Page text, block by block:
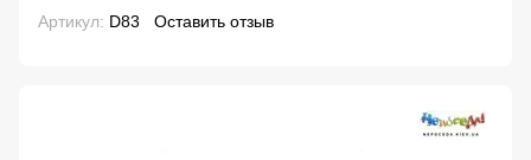
Артикул: D83 Оставить отзыв